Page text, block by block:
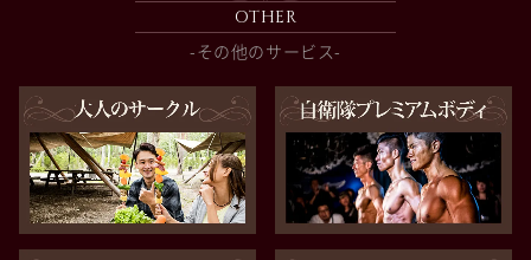
OTHER
-その他のサービス-